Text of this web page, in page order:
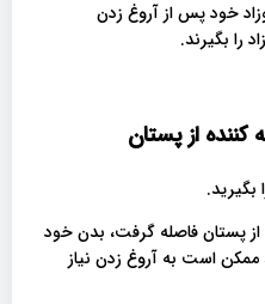
خود پس از آروغ زدن
را بگیرند.
کننده از پستان
بگیرید.
از پستان فاصله گرفت، بدن خود
است به آروغ زدن نیاز